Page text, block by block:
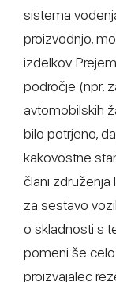
sistema
proizvodnjo,
izdelkov.
področje (npr.
avtomobilskih
bilo potrjeno,
kakovostne
člani združenja
za sestavo
o skladnosti s
pomeni še
proizvajalec